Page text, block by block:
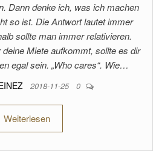
Dann denke ich, was ich machen
so ist. Die Antwort lautet immer
sollte man immer relativieren.
deine Miete aufkommt, sollte es dir
egal sein. „Who cares“. Wie…
2018-11-25 0
Weiterlesen